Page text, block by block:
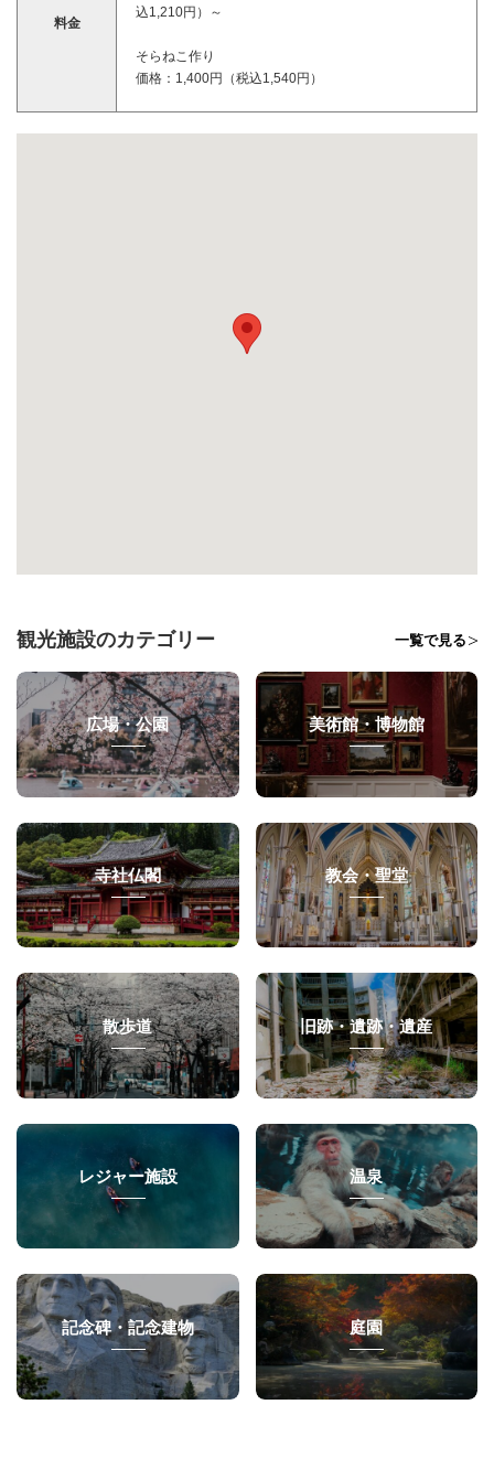
料金
込1,210円）～
そらねこ作り
価格：1,400円（税込1,540円）
観光施設のカテゴリー 一覧で見る
広場・公園 美術館・博物館
寺社仏閣 教会・聖堂
散歩道 旧跡・遺跡・遺産
レジャー施設 温泉
記念碑・記念建物 庭園